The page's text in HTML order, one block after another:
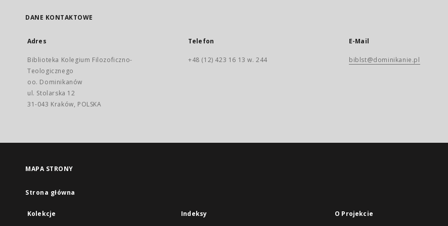
DANE KONTAKTOWE
Adres
Biblioteka Kolegium Filozoficzno-
Teologicznego
oo. Dominikanów
ul. Stolarska 12
31-043 Kraków, POLSKA
Telefon
+48 (12) 423 16 13 w. 244
E-Mail
biblst@dominikanie.pl
MAPA STRONY
Strona główna
Kolekcje Indeksy O Projekcie